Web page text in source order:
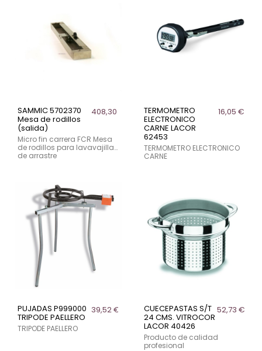
SAMMIC 5702370
Mesa de rodillos
(salida)
408,30 €
Micro fin carrera FCR Mesa
de rodillos para lavavajillas
de arrastre
TERMOMETRO
ELECTRONICO
CARNE LACOR
62453
16,05 €
TERMOMETRO ELECTRONICO
CARNE
PUJADAS P999000
TRIPODE PAELLERO
39,52 €
TRIPODE PAELLERO
CUECEPASTAS S/T
24 CMS. VITROCOR
LACOR 40426
52,73 €
Producto de calidad
profesional